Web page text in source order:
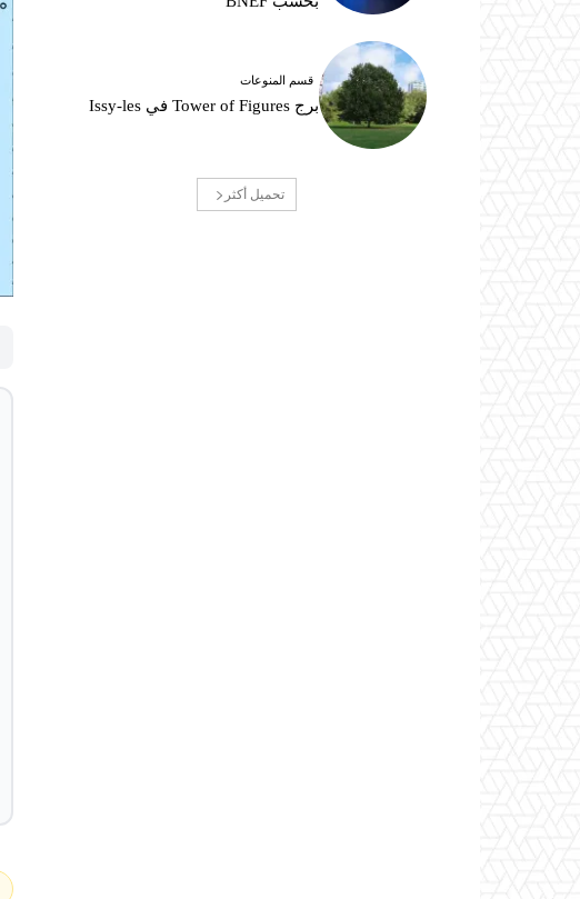
قسم المنوعات
برج Tower of Figures في Issy-les
تحميل أكثر